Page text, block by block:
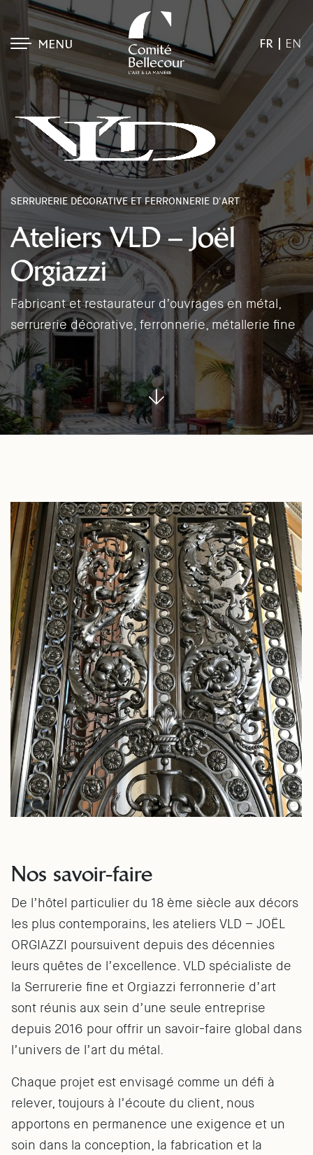
MENU FR EN
SERRURERIE DÉCORATIVE ET FERRONNERIE D'ART
Ateliers VLD – Joël
Orgiazzi
Fabricant et restaurateur d’ouvrages en métal,
serrurerie décorative, ferronnerie, métallerie fine
Nos savoir-faire
De l’hôtel particulier du 18 ème siècle aux décors
les plus contemporains, les ateliers VLD – JOËL
ORGIAZZI poursuivent depuis des décennies
leurs quêtes de l’excellence. VLD spécialiste de
la Serrurerie fine et Orgiazzi ferronnerie d’art
sont réunis aux sein d’une seule entreprise
depuis 2016 pour offrir un savoir-faire global dans
l’univers de l’art du métal.
Chaque projet est envisagé comme un défi à
relever, toujours à l’écoute du client, nous
apportons en permanence une exigence et un
soin dans la conception, la fabrication et la